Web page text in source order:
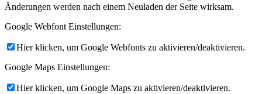
Änderungen werden nach einem Neuladen der Seite wirksam.
Google Webfont Einstellungen:
Hier klicken, um Google Webfonts zu aktivieren/deaktivieren.
Google Maps Einstellungen:
Hier klicken, um Google Maps zu aktivieren/deaktivieren.